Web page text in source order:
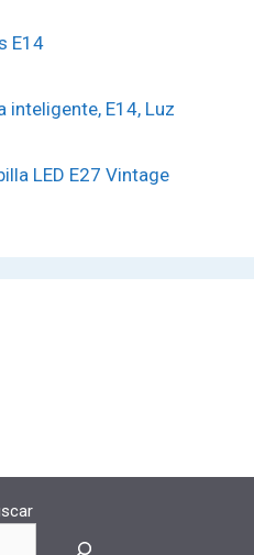
E14
inteligente, E14, Luz
LED E27 Vintage